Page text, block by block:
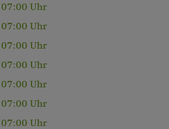
Uhr
Uhr
Uhr
Uhr
Uhr
Uhr
Uhr